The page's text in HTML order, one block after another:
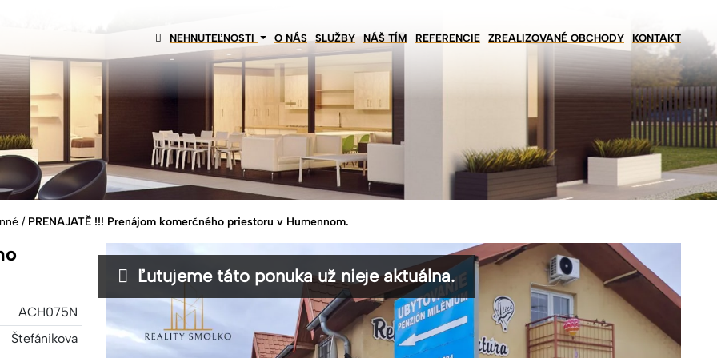
NEHNUTEĽNOSTI O NÁS SLUŽBY NÁŠ TÍM REFERENCIE ZREALIZOVANÉ OBCHODY KONTAKT
/PRENAJATĚ !!! Prenájom komerčného priestoru v Humennom.
ACH075N
Štefánikova
Ľutujeme táto ponuka už nieje aktuálna.